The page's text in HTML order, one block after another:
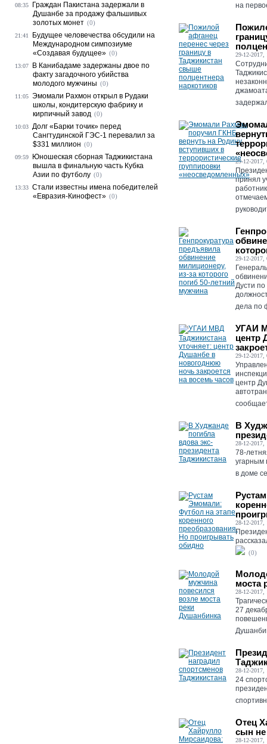
на
29-12-2017,
29-12-2017,
принял
29-12-2017,
Дусти
дела по
УГАИ
центр
29-12-2017,
центр
В
28-12-2017,
78-
угарным
в доме
28-12-2017,
(0)
моста
28-12-2017,
27
28-12-2017,
24
Отец
сын не
28-12-2017,
08:35
Граждан Пакистана задержали в
Душанбе за продажу фальшивых
золотых монет (0)
21:41
Будущее человечества обсудили на
Международном симпозиуме
«Создавая будущее» (0)
13:07
В Канибадаме задержаны двое по
факту загадочного убийства
молодого мужчины (0)
11:05 Эмомали Рахмон открыл в Рудаки
школы, кондитерскую фабрику и
кирпичный завод (0)
10:03 Долг «Барки точик» перед
Сангтудинской ГЭС-1 перевалил за
$331 миллион (0)
09:59
Юношеская сборная Таджикистана
вышла в финальную часть Кубка
Азии по футболу (0)
13:33 Стали известны имена победителей
«Евразия-Кинофест» (0)